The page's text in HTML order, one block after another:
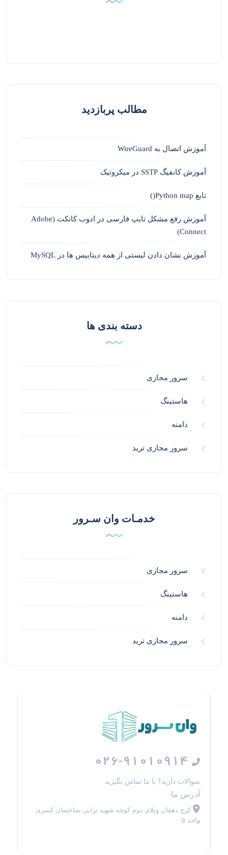
مطالب پربازدید
آموزش اتصال به WireGuard
آموزش کانفیگ SSTP در میکروتیک
تابع Python map()
آموزش رفع مشکل تایپ فارسی در ادوب کانکت (Adobe
Connect)
آموزش نشان دادن لیستی از همه دیتابیس ها در MySQL
دسته بندی ها
سرور مجازی
هاستینگ
دامنه
سرور مجازی ترید
خدمـات وان سـرور
سرور مجازی
هاستینگ
دامنه
سرور مجازی ترید
026-91010914
سوالات دارید؟ با ما تماس بگیرید
آدرس ما
کرج دهقان ویلای دوم کوچه شهید ترابی ساختمان کسری
واحد ۵